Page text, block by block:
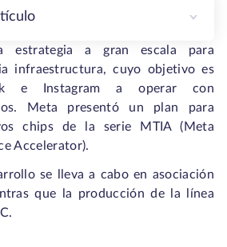
estrategia a gran escala para
infraestructura, cuyo objetivo es
e Instagram a operar con
Meta presentó un plan para
chips de la serie MTIA (Meta
Accelerator).
se lleva a cabo en asociación
que la producción de la línea